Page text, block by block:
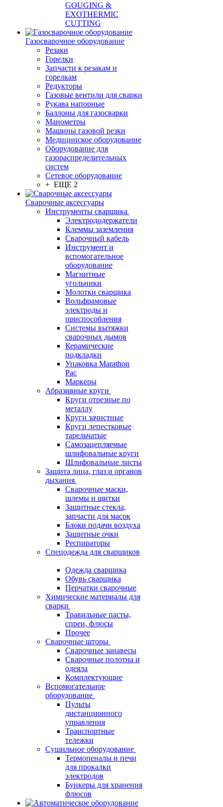
GOUGING &
EXOTHERMIC
CUTTING
Газосварочное оборудование
Резаки
Горелки
Запчасти к резакам и
горелкам
Редукторы
Газовые вентили для сварки
Рукава напорные
Баллоны для газосварки
Манометры
Машины газовой резки
Медицинское оборудование
Оборудование для
газораспределительных
систем
Сетевое оборудование
+ ЕЩЕ 2
Сварочные аксессуары
Инструменты сварщика
Электрододержатели
Клеммы заземления
Сварочный кабель
Инструмент и
вспомогательное
оборудование
Магнитные
угольники
Молотки сварщика
Вольфрамовые
электроды и
приспособления
Системы вытяжки
сварочных дымов
Керамические
подкладки
Упаковка Marathon
Pac
Маркеры
Абразивные круги
Круги отрезные по
металлу
Круги зачистные
Круги лепестковые
тарельчатые
Самозацепляемые
шлифовальные круги
Шлифовальные листы
Защита лица, глаз и органов
дыхания
Сварочные маски,
шлемы и щитки
Защитные стекла,
запчасти для масок
Блоки подачи воздуха
Защитные очки
Респираторы
Спецодежда для сварщиков
Одежда сварщика
Обувь сварщика
Перчатки сварочные
Химические материалы для
сварки
Травильные пасты,
спреи, флюсы
Прочее
Сварочные шторы
Сварочные занавесы
Сварочные полотна и
одеяла
Комплектующие
Вспомогательное
оборудование
Пульты
дистанционного
управления
Транспортные
тележки
Сушильное оборудование
Термопеналы и печи
для прокалки
электродов
Бункеры для хранения
флюсов